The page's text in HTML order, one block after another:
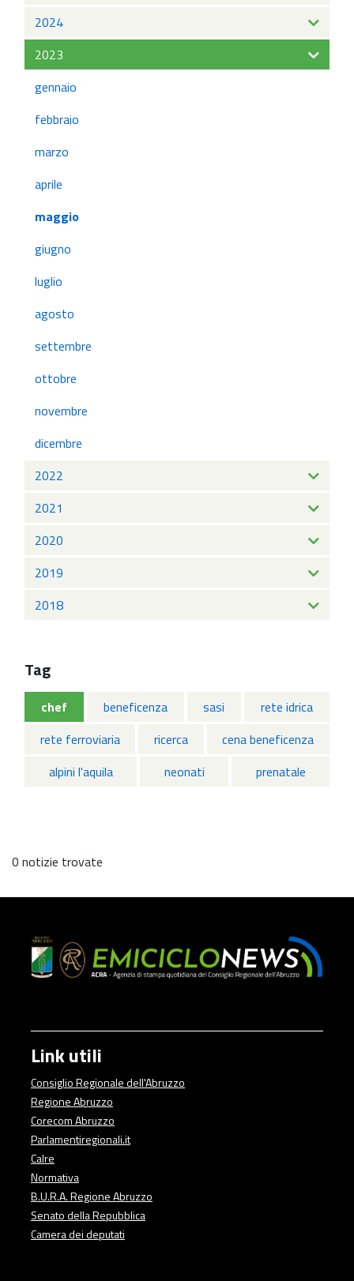
2024
2023
gennaio
febbraio
marzo
aprile
maggio
giugno
luglio
agosto
settembre
ottobre
novembre
dicembre
2022
2021
2020
2019
2018
Tag
chef beneficenza sasi
rete idrica
rete ferroviaria
ricerca
cena beneficenza
alpini l'aquila
neonati prenatale
0 notizie trovate
Link utili
Consiglio Regionale dell'Abruzzo
Regione Abruzzo
Corecom Abruzzo
Parlamentiregionali.it
Calre
Normativa
B.U.R.A. Regione Abruzzo
Senato della Repubblica
Camera dei deputati